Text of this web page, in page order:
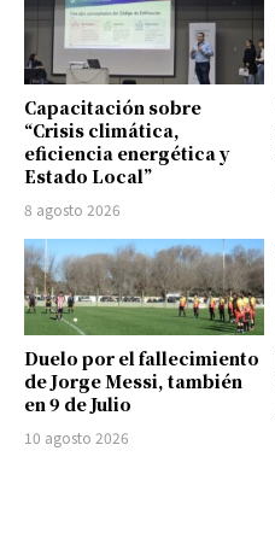
Capacitación sobre
“Crisis climática,
eficiencia energética y
Estado Local”
8 agosto 2026
Duelo por el fallecimiento
de Jorge Messi, también
en 9 de Julio
10 agosto 2026